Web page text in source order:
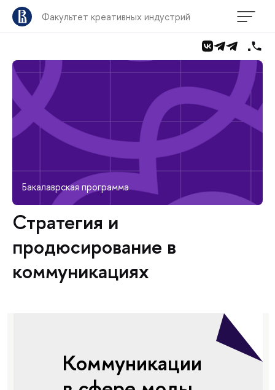
Факультет креативных индустрий
Бакалаврская программа
Стратегия и
продюсирование в
коммуникациях
Коммуникации